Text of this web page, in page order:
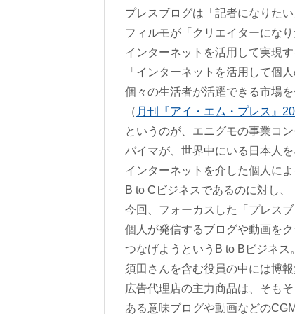
プレスブログは「記者になりたい
フィルモが「クリエイターにな
インターネットを活用して実現す
「インターネットを活用して個
個々の生活者が活躍できる市場を
（ 月刊『アイ・エム・プレス』
というのが、エニグモの事業コン
バイマが、世界中にいる日本人
インターネットを介した個人に
B to Cビジネスであるのに対し、
今回、フォーカスした「プレス
個人が発信するブログや動画を
つなげようというB to Bビジネス。
須田さんを含む役員の中には博報
広告代理店の主力商品は、そも
ある意味ブログや動画などの